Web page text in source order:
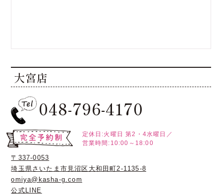
大宮店
048-796-4170
定休日:火曜日 第2・4水曜日／
営業時間:10:00～18:00
〒337-0053
埼玉県さいたま市見沼区大和田町2-1135-8
omiya@kasha-g.com
公式LINE